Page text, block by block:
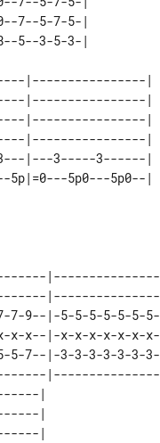
7--5-7-5-|
|----------------|
|----------------|
|----------------|
|----------------|
|---3-----3------|
|---------------
|---------------
7-9--|-5-5-5-5-5-5-5-
x-x--|-x-x-x-x-x-x-x-
5-7--|-3-3-3-3-3-3-3-
|---------------
|
|
|